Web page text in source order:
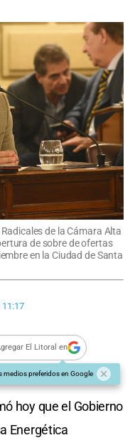
de la Cámara Alta
de sobre de ofertas
en la Ciudad de Santa
11:17
El Litoral en
medios preferidos en Google
hoy que el Gobierno
Energética